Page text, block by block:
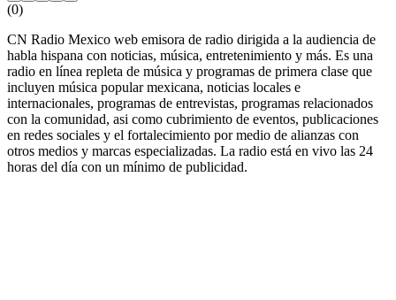
(0)
CN Radio Mexico web emisora de radio dirigida a la audiencia de
habla hispana con noticias, música, entretenimiento y más. Es una
radio en línea repleta de música y programas de primera clase que
incluyen música popular mexicana, noticias locales e
internacionales, programas de entrevistas, programas relacionados
con la comunidad, asi como cubrimiento de eventos, publicaciones
en redes sociales y el fortalecimiento por medio de alianzas con
otros medios y marcas especializadas. La radio está en vivo las 24
horas del día con un mínimo de publicidad.